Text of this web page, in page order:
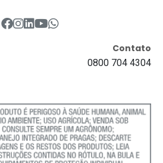
Contato
0800 704 4304